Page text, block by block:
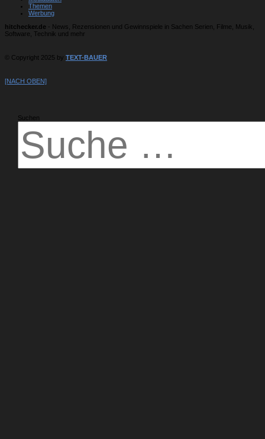
Themen
Werbung
hitchecker.de - News, Rezensionen und Gewinnspiele in Sachen Serien, Filme, Musik,
Software, Technik und mehr
© Copyright 2025 by TEXT-BAUER
[NACH OBEN]
Suchen